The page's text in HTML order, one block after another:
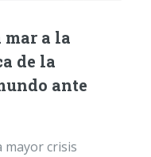
a la
de la
ante
mayor crisis